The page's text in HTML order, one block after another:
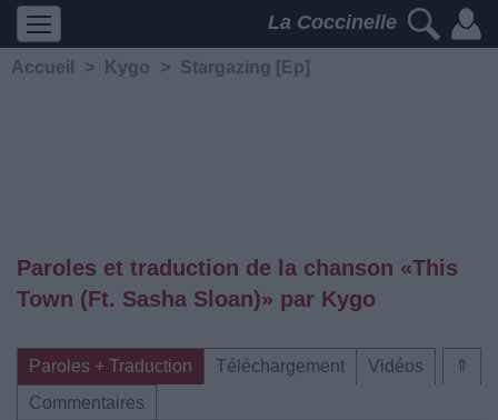
La Coccinelle
Accueil > Kygo > Stargazing [Ep]
Paroles et traduction de la chanson «This
Town (Ft. Sasha Sloan)» par Kygo
⇑
Paroles + Traduction Téléchargement
Vidéos
Commentaires